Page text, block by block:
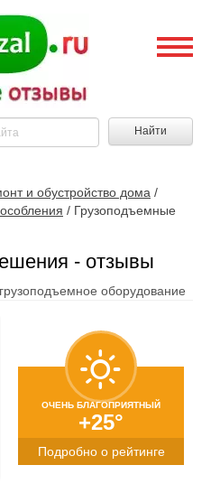
Найти
и обустройство дома /
/ Грузоподъемные
- отзывы
оборудование
ОЧЕНЬ БЛАГОПРИЯТНЫЙ
+25°
Подробно о рейтинге